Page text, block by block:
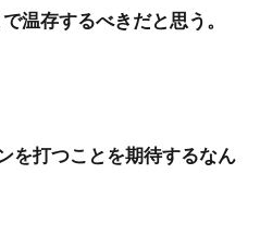
温存するべきだと思う。
を打つことを期待するなん